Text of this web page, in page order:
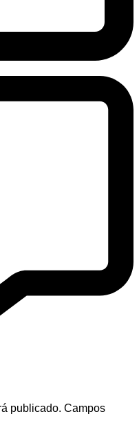
publicado. Campos